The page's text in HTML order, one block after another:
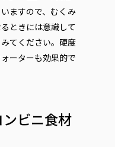
ますので、むくみ
ときには意識して
てください。硬度
ーターも効果的で
ビニ食材